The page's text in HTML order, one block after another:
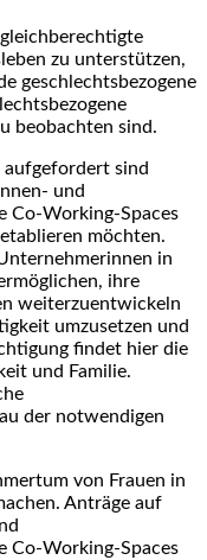
zu unterstützen,
geschlechtsbezogene
beobachten sind.
aufgefordert sind
und
Co-Working-Spaces
möchten.
in
ihre
weiterzuentwickeln
umzusetzen und
findet hier die
und Familie.
der notwendigen
von Frauen in
Anträge auf
Co-Working-Spaces